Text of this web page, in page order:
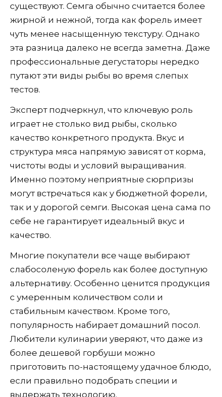
существуют. Семга обычно считается более
жирной и нежной, тогда как форель имеет
чуть менее насыщенную текстуру. Однако
эта разница далеко не всегда заметна. Даже
профессиональные дегустаторы нередко
путают эти виды рыбы во время слепых
тестов.
Эксперт подчеркнул, что ключевую роль
играет не столько вид рыбы, сколько
качество конкретного продукта. Вкус и
структура мяса напрямую зависят от корма,
чистоты воды и условий выращивания.
Именно поэтому неприятные сюрпризы
могут встречаться как у бюджетной форели,
так и у дорогой семги. Высокая цена сама по
себе не гарантирует идеальный вкус и
качество.
Многие покупатели все чаще выбирают
слабосоленую форель как более доступную
альтернативу. Особенно ценится продукция
с умеренным количеством соли и
стабильным качеством. Кроме того,
популярность набирает домашний посол.
Любители кулинарии уверяют, что даже из
более дешевой горбуши можно
приготовить по-настоящему удачное блюдо,
если правильно подобрать специи и
выдержать технологию.